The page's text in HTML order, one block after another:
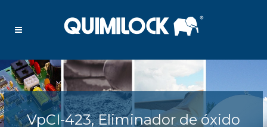
VpCI-423, Eliminador de óxido